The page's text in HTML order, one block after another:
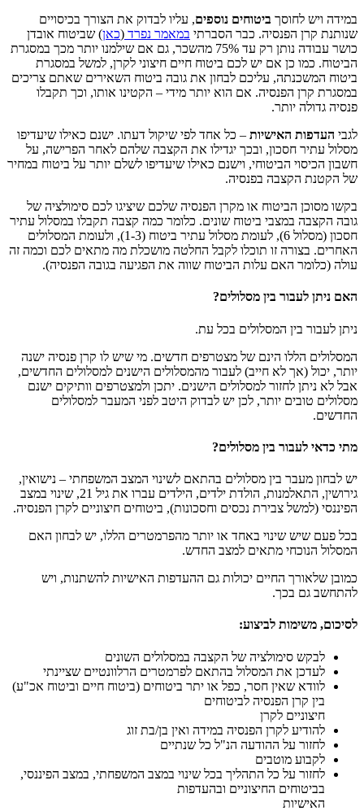
במידה ויש לחוסך ביטוחים נוספים, עליו לבדוק את הצורך בכיסויים
שנותנת קרן הפנסיה. כבר הסברתי במאמר נפרד (כאן) שביטוח אובדן
כושר עבודה נותן רק עד 75% מהשכר, גם אם שילמנו יותר מכך במסגרת
הביטוח. כמו כן אם יש לכם ביטוח חיים חיצוני לקרן, למשל במסגרת
ביטוח המשכנתה, עליכם לבחון את גובה ביטוח השאירים שאתם צריכים
במסגרת קרן הפנסיה. אם הוא יותר מידי – הקטינו אותו, וכך תקבלו
פנסיה גדולה יותר.
לגבי העדפות האישיות – כל אחד לפי שיקול דעתו. ישנם כאילו שיעדיפו
מסלול עתיר חסכון, ובכך יגדילו את הקצבה שלהם לאחר הפרישה, על
חשבון הכיסוי הביטוחי, וישנם כאילו שיעדיפו לשלם יותר על ביטוח במחיר
של הקטנת הקצבה בפנסיה.
בקשו מסוכן הביטוח או מקרן הפנסיה שלכם שיציגו לכם סימולציה של
גובה הקצבה במצבי ביטוח שונים. כלומר כמה קצבה תקבלו במסלול עתיר
חסכון (מסלול 6), לעומת מסלול עתיר ביטוח (1-3), ולעומת המסלולים
האחרים. בצורה זו תוכלו לקבל החלטה מושכלת מה מתאים לכם וכמה זה
עולה (כלומר האם עלות הביטוח שווה את הפגיעה בגובה הפנסיה).
האם ניתן לעבור בין מסלולים?
ניתן לעבור בין המסלולים בכל עת.
המסלולים הללו הינם של מצטרפים חדשים. מי שיש לו קרן פנסיה ישנה
יותר, יכול (אך לא חייב) לעבור מהמסלולים הישנים למסלולים החדשים,
אבל לא ניתן לחזור למסלולים הישנים. יתכן ולמצטרפים וותיקים ישנם
מסלולים טובים יותר, לכן יש לבדוק היטב לפני המעבר למסלולים
החדשים.
מתי כדאי לעבור בין מסלולים?
יש לבחון מעבר בין מסלולים בהתאם לשינוי המצב המשפחתי – נישואין,
גירושין, התאלמנות, הולדת ילדים, הילדים עברו את גיל 21, שינוי במצב
הפיננסי (למשל צבירת נכסים וחסכונות), ביטוחים חיצוניים לקרן הפנסיה.
בכל פעם שיש שינוי באחד או יותר מהפרמטרים הללו, יש לבחון האם
המסלול הנוכחי מתאים למצב החדש.
כמובן שלאורך החיים יכולות גם ההעדפות האישיות להשתנות, ויש
להתחשב גם בכך.
לסיכום, משימות לביצוע:
לבקש סימולציה של הקצבה במסלולים השונים
לעדכן את המסלול בהתאם לפרמטרים הרלוונטיים שציינתי
לוודא שאין חסר, כפל או יתר ביטוחים (ביטוח חיים וביטוח אכ"ע)
בין קרן הפנסיה לביטוחים
חיצוניים לקרן
להודיע לקרן הפנסיה במידה ואין בן/בת זוג
לחזור על ההודעה הנ"ל כל שנתיים
לקבוע מוטבים
לחזור על כל התהליך בכל שינוי במצב המשפחתי, במצב הפיננסי,
בביטוחים החיצוניים ובהעדפות
האישיות